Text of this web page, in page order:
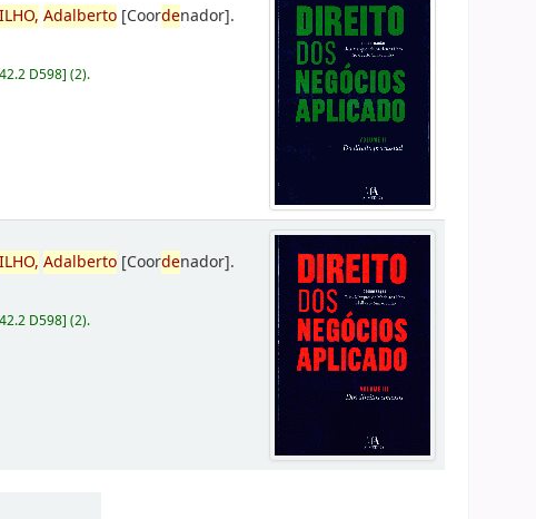
Adalberto [Coordenador].
D598](2).
Adalberto [Coordenador].
D598](2).